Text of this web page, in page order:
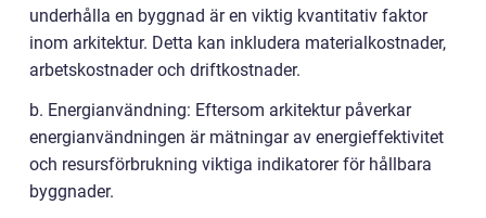
underhålla en byggnad är en viktig kvantitativ faktor
inom arkitektur. Detta kan inkludera materialkostnader,
arbetskostnader och driftkostnader.
b. Energianvändning: Eftersom arkitektur påverkar
energianvändningen är mätningar av energieffektivitet
och resursförbrukning viktiga indikatorer för hållbara
byggnader.